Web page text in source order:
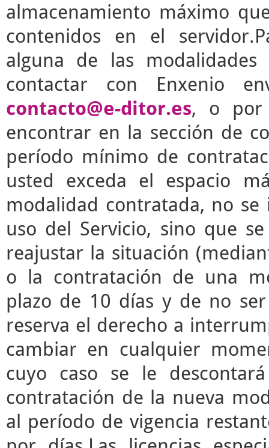
almacenamiento máximo
contenidos en el
alguna de las
contactar con Enxenio
contacto@e-ditor.es, o por
encontrar en la sección de
período mínimo de
usted exceda el espacio
modalidad contratada, no
uso del Servicio, sino que
reajustar la situación
o la contratación de una
plazo de 10 días y de no
reserva el derecho a
cambiar en cualquier
cuyo caso se le
contratación de la nueva
al período de vigencia